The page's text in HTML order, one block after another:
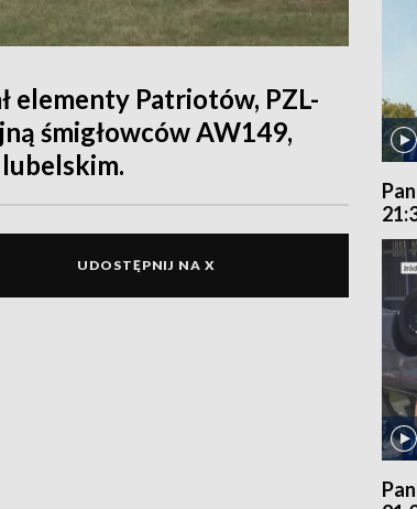
elementy Patriotów, PZL-
śmigłowców AW149,
UDOSTĘPNIJ NA X